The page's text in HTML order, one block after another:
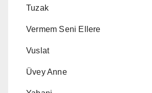
Tuzak
Vermem Seni Ellere
Vuslat
Üvey Anne